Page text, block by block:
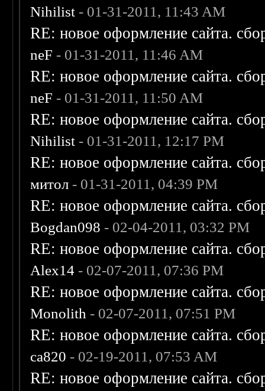
Nihilist - 01-31-2011, 11:43 AM
RE: новое оформление сайта.
neF - 01-31-2011, 11:46 AM
RE: новое оформление сайта.
neF - 01-31-2011, 11:50 AM
RE: новое оформление сайта.
Nihilist - 01-31-2011, 12:17 PM
RE: новое оформление сайта.
митол - 01-31-2011, 04:39 PM
RE: новое оформление сайта.
Bogdan098 - 02-04-2011, 03:32 PM
RE: новое оформление сайта.
Alex14 - 02-07-2011, 07:36 PM
RE: новое оформление сайта.
Monolith - 02-07-2011, 07:51 PM
RE: новое оформление сайта.
ca820 - 02-19-2011, 07:53 AM
RE: новое оформление сайта.